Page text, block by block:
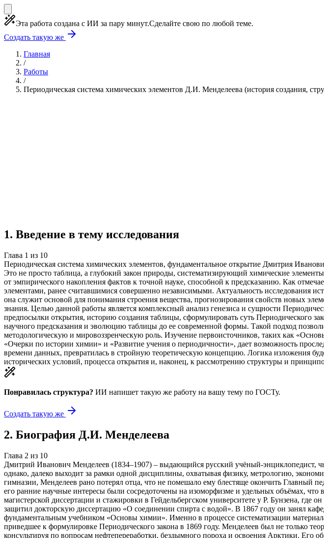
Эта работа создана с ИИ за пару минут.Сделайте свою по любой теме.
Создать такую же
Главная
/
Работы
/
Периодическая система химических элементов Д.И. Менделеева (история создания,
1. Введение в тему исследования
Глава 1 из 10
Периодическая система химических элементов, фундаментальное открытие Дмитрия
Это не просто таблица, а глубокий закон природы, систематизирующий химические
от эмпирического накопления фактов к точной науке, способной к предсказанию. Как
элементами, ранее считавшимися совершенно независимыми. Актуальность исследования
она служит основой для понимания строения вещества, прогнозирования свойств новых
знания. Целью данной работы является комплексный анализ генезиса и сущности
предпосылки открытия, историю создания таблицы, сформулировать суть Периодического
научного предсказания и эволюцию таблицы до ее современной формы. Такой подход
методологическую и мировоззренческую роль. Изучение первоисточников, таких как
«Очерки по истории химии» и «Развитие учения о периодичности», дает возможность
времени данных, превратилась в стройную теоретическую концепцию. Логика изложения
исторических условий, процесса открытия и, наконец, к рассмотрению структуры и
Понравилась структура? ИИ напишет такую же работу на вашу тему по ГОСТу.
Создать такую же
2. Биография Д.И. Менделеева
Глава 2 из 10
Дмитрий Иванович Менделеев (1834–1907) – выдающийся русский учёный-энциклопедист,
однако, далеко выходит за рамки одной дисциплины, охватывая физику, метрологию,
гимназии, Менделеев рано потерял отца, что не помешало ему блестяще окончить Главный
его ранние научные интересы были сосредоточены на изоморфизме и удельных объёмах,
магистерской диссертации и стажировки в Гейдельбергском университете у Р. Бунзена, где
защитил докторскую диссертацию «О соединении спирта с водой». В 1867 году он занял
фундаментальным учебником «Основы химии». Именно в процессе систематизации
приведшее к формулировке Периодического закона в 1869 году. Менделеев был не только
консультируя по вопросам нефтепереработки, бездымного пороха и освоения Арктики. Его